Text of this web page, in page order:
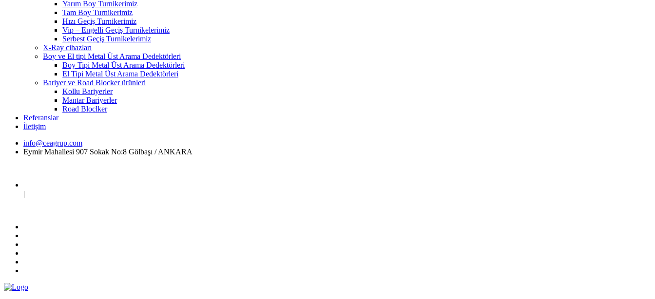
Yarım Boy Turnikerimiz
Tam Boy Turnikerimiz
Hızı Geçiş Turnikerimiz
Vip – Engelli Geçiş Turnikelerimiz
Serbest Geçiş Turnikelerimiz
X-Ray cihazları
Boy ve El tipi Metal Üst Arama Dedektörleri
Boy Tipi Metal Üst Arama Dedektörleri
El Tipi Metal Üst Arama Dedektörleri
Bariyer ve Road Blocker ürünleri
Kollu Bariyerler
Mantar Bariyerler
Road Bloclker
Referanslar
İletişim
info@ceagrup.com
Eymir Mahallesi 907 Sokak No:8 Gölbaşı / ANKARA
|